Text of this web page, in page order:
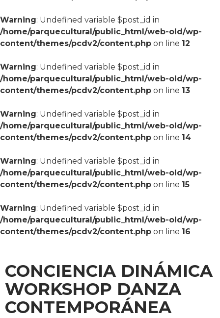
Warning: Undefined variable $post_id in
/home/parquecultural/public_html/web-old/wp-
content/themes/pcdv2/content.php on line 12
Warning: Undefined variable $post_id in
/home/parquecultural/public_html/web-old/wp-
content/themes/pcdv2/content.php on line 13
Warning: Undefined variable $post_id in
/home/parquecultural/public_html/web-old/wp-
content/themes/pcdv2/content.php on line 14
Warning: Undefined variable $post_id in
/home/parquecultural/public_html/web-old/wp-
content/themes/pcdv2/content.php on line 15
Warning: Undefined variable $post_id in
/home/parquecultural/public_html/web-old/wp-
content/themes/pcdv2/content.php on line 16
CONCIENCIA DINÁMICA
WORKSHOP DANZA
CONTEMPORÁNEA